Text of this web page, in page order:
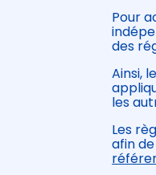
Pour
des
Ainsi,
les
Les
afin